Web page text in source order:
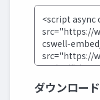
ダウンロード